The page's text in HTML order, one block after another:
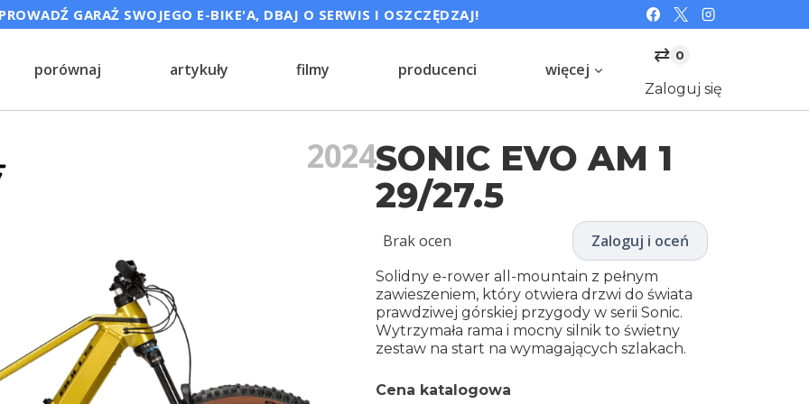
GARAŻ SWOJEGO E-BIKE'A, DBAJ O SERWIS I OSZCZĘDZAJ!
porównaj artykuły filmy producenci więcej
⇄ 0
Zaloguj się
2024SONIC EVO AM 1
29/27.5
Brak ocen Zaloguj i oceń
Solidny e-rower all-mountain z pełnym
zawieszeniem, który otwiera drzwi do świata
prawdziwej górskiej przygody w serii Sonic.
Wytrzymała rama i mocny silnik to świetny
zestaw na start na wymagających szlakach.
Cena katalogowa